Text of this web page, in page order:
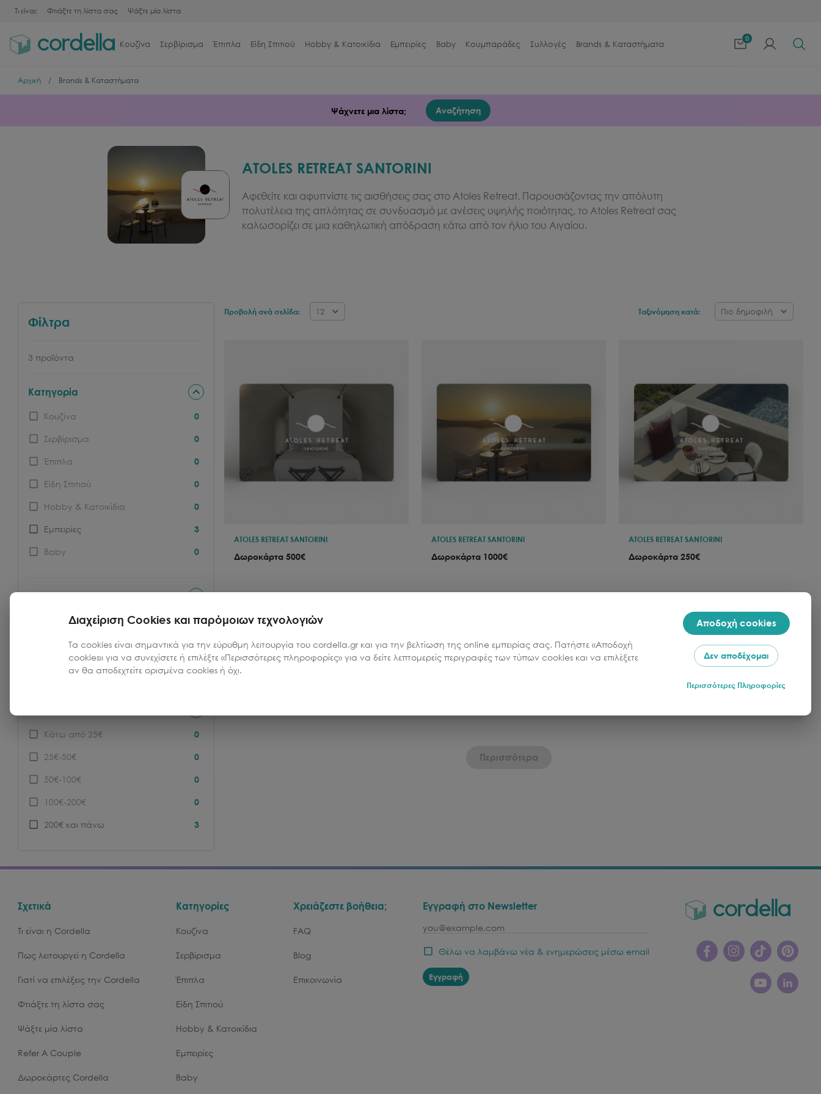
Τι είναι; Φτιάξτε τη λίστα σας Ψάξτε μία λίστα
Κουζίνα Σερβίρισμα Έπιπλα Είδη Σπιτιού Hobby & Κατοικίδια Εμπειρίες Baby Κουμπαράδες Συλλογές Brands & Καταστήματα
0
Αρχική Brands & Καταστήματα
Ψάχνετε μια λίστα; Αναζήτηση
ATOLES RETREAT SANTORINI
Αφεθείτε και αφυπνίστε τις αισθήσεις σας στο Atoles Retreat. Παρουσιάζοντας την απόλυτη
πολυτέλεια της απλότητας σε συνδυασμό με ανέσεις υψηλής ποιότητας, το Atoles Retreat σας
καλωσορίζει σε μια καθηλωτική απόδραση κάτω από τον ήλιο του Αιγαίου.
Φίλτρα
3 προϊόντα
Κατηγορία
Κουζίνα 0
Σερβίρισμα 0
Έπιπλα 0
Είδη Σπιτιού 0
Hobby & Κατοικίδια 0
Εμπειρίες 3
Baby 0
Brand
ATOLES RETREAT SANTORINI 3
Κάτω από 25€ 0
25€-50€ 0
50€-100€ 0
100€-200€ 0
200€ και πάνω 3
Προβολή ανά σελίδα: 12 Ταξινόμηση κατά: Πιο δημοφιλή
ATOLES RETREAT SANTORINI
Δωροκάρτα 500€
Τιμή
500.00€ 1
ATOLES RETREAT SANTORINI
Δωροκάρτα 1000€
1000.00€
Ποσότητα
1
ATOLES RETREAT SANTORINI
Δωροκάρτα 250€
Τιμή
250.00 1
Περισσότερα
Σχετικά
Τι είναι η Cordella
Πως λειτουργεί η Cordella
Γιατί να επιλέξεις την Cordella
Φτιάξτε τη λίστα σας
Ψάξτε μία λίστα
Refer A Couple
Δωροκάρτες Cordella
Κατηγορίες
Κουζίνα
Σερβίρισμα
Έπιπλα
Είδη Σπιτιού
Hobby & Κατοικίδια
Εμπειρίες
Baby
Χρειάζεστε βοήθεια;
FAQ
Blog
Επικοινωνία
Εγγραφή στο Newsletter
email
Θέλω να λαμβάνω νέα & ενημερώσεις μέσω email
Εγγραφή
Διαχείριση Cookies και παρόμοιων τεχνολογιών
Τα cookies είναι σημαντικά για την εύρυθμη λειτουργία του cordella.gr και για την βελτίωση της online εμπειρίας σας. Πατήστε «Αποδοχή
cookies» για να συνεχίσετε ή επιλέξτε «Περισσότερες πληροφορίες» για να δείτε λεπτομερείς περιγραφές των τύπων cookies και να επιλέξετε
αν θα αποδεχτείτε ορισμένα cookies ή όχι.
Αποδοχή cookies
Δεν αποδέχομαι
Περισσότερες Πληροφορίες